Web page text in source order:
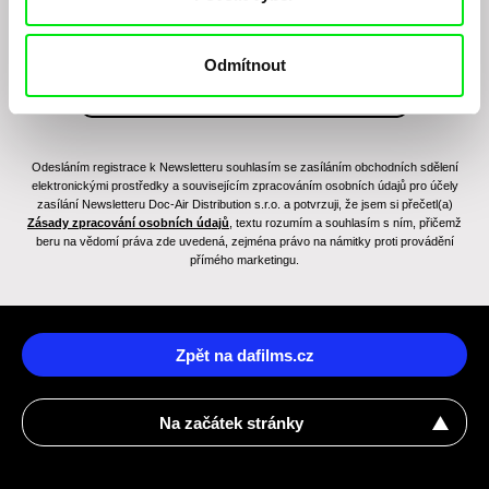
Odmítnout
Odesláním registrace k Newsletteru souhlasím se zasíláním obchodních sdělení
elektronickými prostředky a souvisejícím zpracováním osobních údajů pro účely
zasílání Newsletteru Doc-Air Distribution s.r.o. a potvrzuji, že jsem si přečetl(a)
Zásady zpracování osobních údajů , textu rozumím a souhlasím s ním, přičemž
beru na vědomí práva zde uvedená, zejména právo na námitky proti provádění
přímého marketingu.
Zpět na dafilms.cz
Na začátek stránky